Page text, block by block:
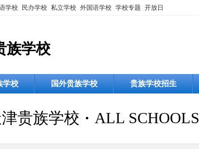
学校 民办学校 私立学校 外国语学校 学校专题 开放日
族学校
学校 国外贵族学校 贵族学校招生
贵族学校 · ALL SCHOOLS